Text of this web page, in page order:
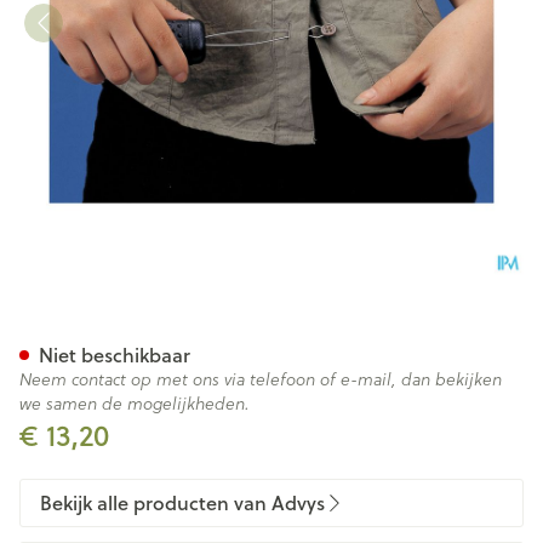
€ 13,20
Niet beschikbaar
Neem contact op met ons via telefoon of e-mail, dan bekijken
we samen de mogelijkheden.
Bekijk alle producten van Advys